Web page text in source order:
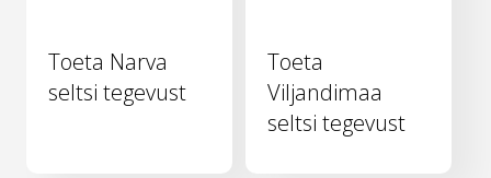
Toeta Narva
seltsi tegevust
Toeta
Viljandimaa
seltsi tegevust